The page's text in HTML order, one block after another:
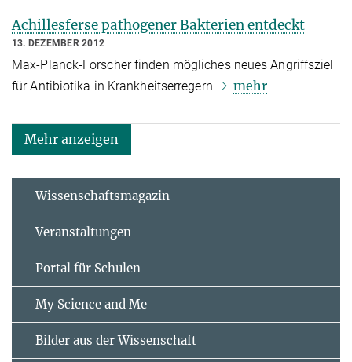
Achillesferse pathogener Bakterien entdeckt
13. DEZEMBER 2012
Max-Planck-Forscher finden mögliches neues Angriffsziel
für Antibiotika in Krankheitserregern
mehr
Mehr anzeigen
Wissenschaftsmagazin
Veranstaltungen
Portal für Schulen
My Science and Me
Bilder aus der Wissenschaft